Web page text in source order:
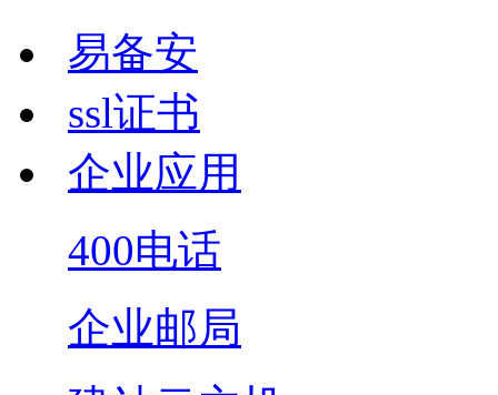
易备安
ssl证书
企业应用
400电话
企业邮局